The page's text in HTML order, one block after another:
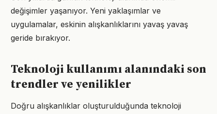
değişimler yaşanıyor. Yeni yaklaşımlar ve
uygulamalar, eskinin alışkanlıklarını yavaş yavaş
geride bırakıyor.
Teknoloji kullanımı alanındaki son
trendler ve yenilikler
Doğru alışkanlıklar oluşturulduğunda teknoloji